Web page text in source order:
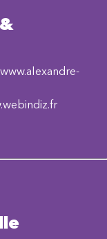
www.alexandre-